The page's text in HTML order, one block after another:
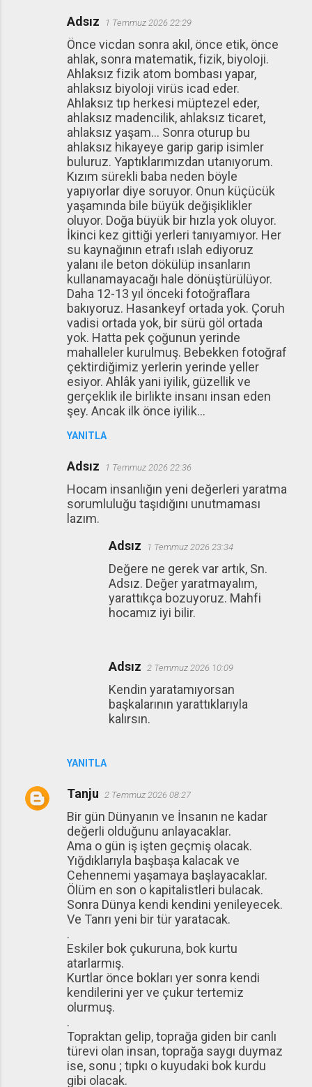
Adsız 1 Temmuz 2026 22:29
Önce vicdan sonra akıl, önce etik, önce
ahlak, sonra matematik, fizik, biyoloji.
Ahlaksız fizik atom bombası yapar,
ahlaksız biyoloji virüs icad eder.
Ahlaksız tıp herkesi müptezel eder,
ahlaksız madencilik, ahlaksız ticaret,
ahlaksız yaşam... Sonra oturup bu
ahlaksız hikayeye garip garip isimler
buluruz. Yaptıklarımızdan utanıyorum.
Kızım sürekli baba neden böyle
yapıyorlar diye soruyor. Onun küçücük
yaşamında bile büyük değişiklikler
oluyor. Doğa büyük bir hızla yok oluyor.
İkinci kez gittiği yerleri tanıyamıyor. Her
su kaynağının etrafı ıslah ediyoruz
yalanı ile beton dökülüp insanların
kullanamayacağı hale dönüştürülüyor.
Daha 12-13 yıl önceki fotoğraflara
bakıyoruz. Hasankeyf ortada yok. Çoruh
vadisi ortada yok, bir sürü göl ortada
yok. Hatta pek çoğunun yerinde
mahalleler kurulmuş. Bebekken fotoğraf
çektirdiğimiz yerlerin yerinde yeller
esiyor. Ahlâk yani iyilik, güzellik ve
gerçeklik ile birlikte insanı insan eden
şey. Ancak ilk önce iyilik...
YANITLA
Adsız 1 Temmuz 2026 22:36
Hocam insanlığın yeni değerleri yaratma
sorumluluğu taşıdığını unutmaması
lazım.
YANITLA
Adsız 1 Temmuz 2026 23:34
Değere ne gerek var artık, Sn.
Adsız. Değer yaratmayalım,
yarattıkça bozuyoruz. Mahfi
hocamız iyi bilir.
Adsız 2 Temmuz 2026 10:09
Kendin yaratamıyorsan
başkalarının yarattıklarıyla
kalırsın.
Tanju 2 Temmuz 2026 08:27
Bir gün Dünyanın ve İnsanın ne kadar
değerli olduğunu anlayacaklar.
Ama o gün iş işten geçmiş olacak.
Yığdıklarıyla başbaşa kalacak ve
Cehennemi yaşamaya başlayacaklar.
Ölüm en son o kapitalistleri bulacak.
Sonra Dünya kendi kendini yenileyecek.
Ve Tanrı yeni bir tür yaratacak.
.
Eskiler bok çukuruna, bok kurtu
atarlarmış.
Kurtlar önce bokları yer sonra kendi
kendilerini yer ve çukur tertemiz
olurmuş.
.
Topraktan gelip, toprağa giden bir canlı
türevi olan insan, toprağa saygı duymaz
ise, sonu ; tıpkı o kuyudaki bok kurdu
gibi olacak.